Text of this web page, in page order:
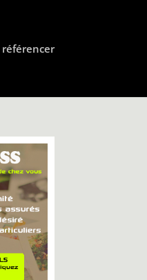
référencer